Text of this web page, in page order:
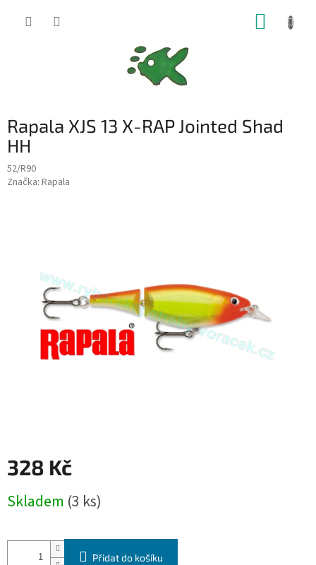
Rapala XJS 13 X-RAP Jointed Shad
HH
52/R90
Značka: Rapala
328 Kč
cena:
Skladem (3 ks)
Přidat do košíku